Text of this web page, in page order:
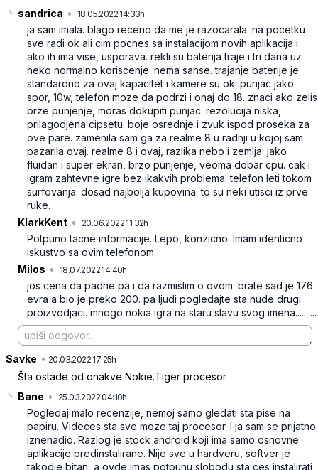
sandrica • 18.05.2022 14:33h
ja sam imala. blago receno da me je razocarala. na pocetku
sve radi ok ali cim pocnes sa instalacijom novih aplikacija i
ako ih ima vise, usporava. rekli su baterija traje i tri dana uz
neko normalno koriscenje. nema sanse. trajanje baterije je
standardno za ovaj kapacitet i kamere su ok. punjac jako
spor, 10w, telefon moze da podrzi i onaj do 18. znaci ako zelis
brze punjenje, moras dokupiti punjac. rezolucija niska,
prilagodjena cipsetu. boje osrednje i zvuk ispod proseka za
ove pare. zamenila sam ga za realme 8 u radnji u kojoj sam
pazarila ovaj. realme 8 i ovaj, razlika nebo i zemlja. jako
fluidan i super ekran, brzo punjenje, veoma dobar cpu. cak i
igram zahtevne igre bez ikakvih problema. telefon leti tokom
surfovanja. dosad najbolja kupovina. to su neki utisci iz prve
ruke.
KlarkKent • 20.06.2022 11:32h
Potpuno tacne informacije. Lepo, konzicno. Imam identicno
iskustvo sa ovim telefonom.
Milos • 18.07.2022 14:40h
jos cena da padne pa i da razmislim o ovom. brate sad je 176
evra a bio je preko 200. pa ljudi pogledajte sta nude drugi
proizvodjaci. mnogo nokia igra na staru slavu svog imena..........
Savke • 20.03.2022 17:25h
Šta ostade od onakve Nokie.Tiger procesor
Bane • 25.03.2022 04:10h
Pogledaj malo recenzije, nemoj samo gledati sta pise na
papiru. Videces sta sve moze taj procesor. I ja sam se prijatno
iznenadio. Razlog je stock android koji ima samo osnovne
aplikacije predinstalirane. Nije sve u hardveru, softver je
takodje bitan, a ovde imas potpunu slobodu sta ces instalirati